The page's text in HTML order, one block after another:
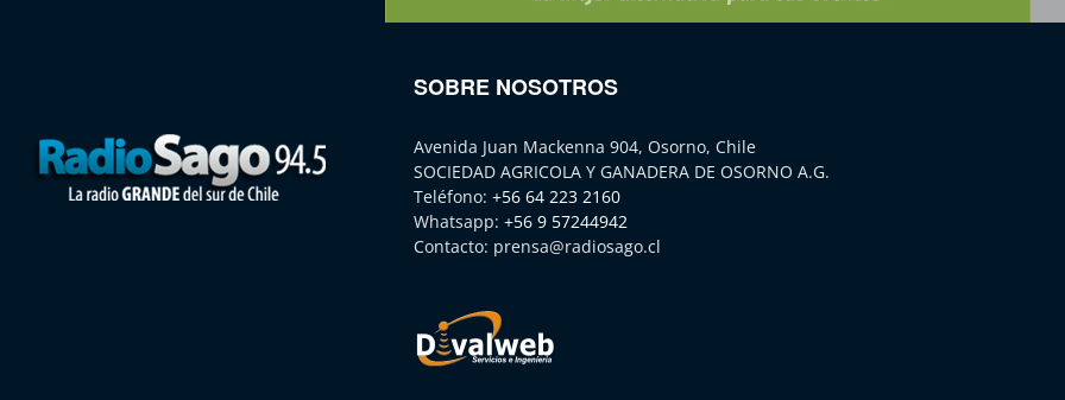
SOBRE NOSOTROS
Avenida Juan Mackenna 904, Osorno, Chile
SOCIEDAD AGRICOLA Y GANADERA DE OSORNO A.G.
Teléfono: +56 64 223 2160
Whatsapp: +56 9 57244942
Contacto: prensa@radiosago.cl